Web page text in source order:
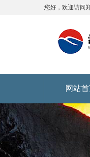
您好，欢迎访问
网站